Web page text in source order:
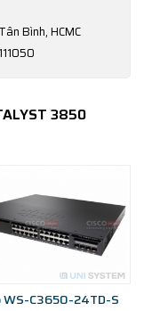
Bình, HCMC
3850
WS-C3650-24TD-S